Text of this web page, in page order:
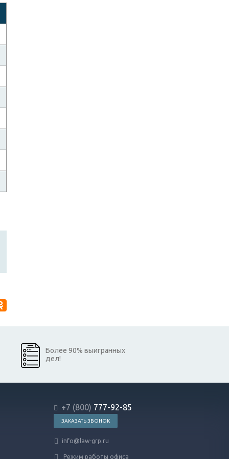
Более 90% выигранных
дел!
+7 (800) 777-92-85
ЗАКАЗАТЬ ЗВОНОК
info@law-grp.ru
Режим работы офиса